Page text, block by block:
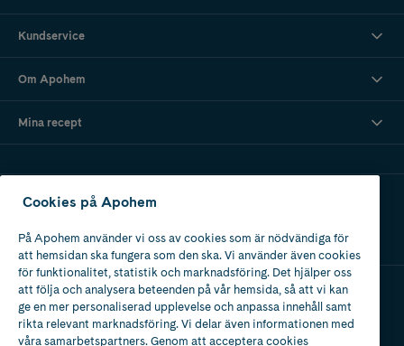
Kundservice
Om Apohem
Mina recept
Ladda ner vår app
Apotek med tillstånd
av Läkemedelsverket
Cookies på Apohem
På Apohem använder vi oss av cookies som är nödvändiga för
att hemsidan ska fungera som den ska. Vi använder även cookies
för funktionalitet, statistik och marknadsföring. Det hjälper oss
att följa och analysera beteenden på vår hemsida, så att vi kan
ge en mer personaliserad upplevelse och anpassa innehåll samt
rikta relevant marknadsföring. Vi delar även informationen med
våra samarbetspartners. Genom att acceptera cookies